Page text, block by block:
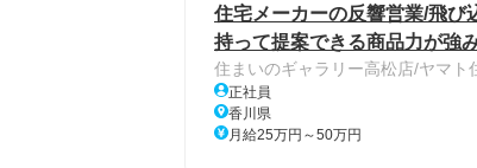
住宅メーカーの反響営業/飛び
持って提案できる商品力が強
住まいのギャラリー高松店/ヤマト
正社員
香川県
月給25万円～50万円